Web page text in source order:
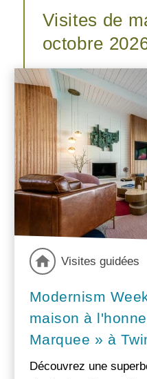
Visites de
octobre
Visites guidées
Modernism
maison à
Marquee » à
Découvrez une